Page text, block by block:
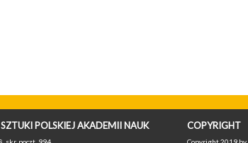
POLSKIEJ AKADEMII NAUK COPYRIGHT